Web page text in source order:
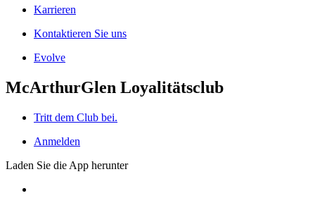
Karrieren
Kontaktieren Sie uns
Evolve
McArthurGlen Loyalitätsclub
Tritt dem Club bei.
Anmelden
Laden Sie die App herunter